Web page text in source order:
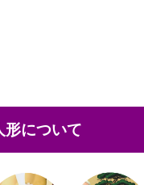
形について